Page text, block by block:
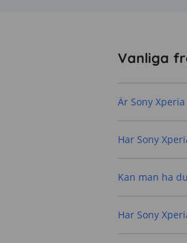
Vanliga
Är Sony
Har Sony
Kan man ha
Har Sony